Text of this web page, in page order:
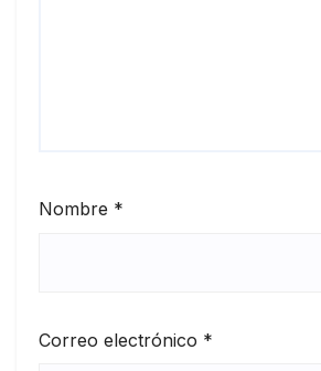
Nombre *
Correo electrónico *